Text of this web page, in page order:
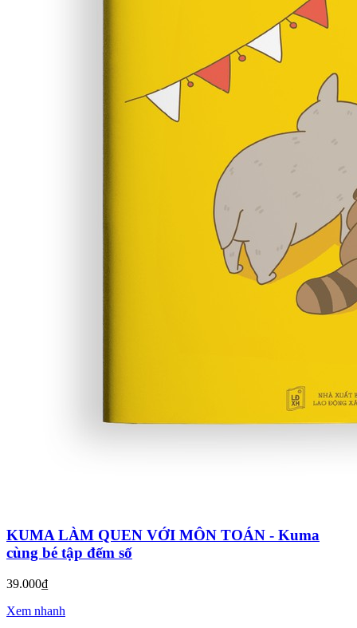
KUMA LÀM QUEN VỚI MÔN TOÁN - Kuma
cùng bé tập đếm số
39.000₫
Xem nhanh